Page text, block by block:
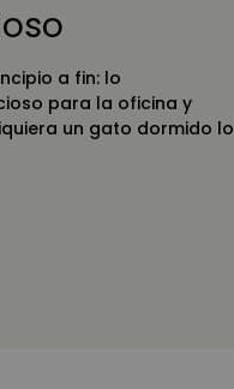
a fin: lo
para la oficina y
un gato dormido lo